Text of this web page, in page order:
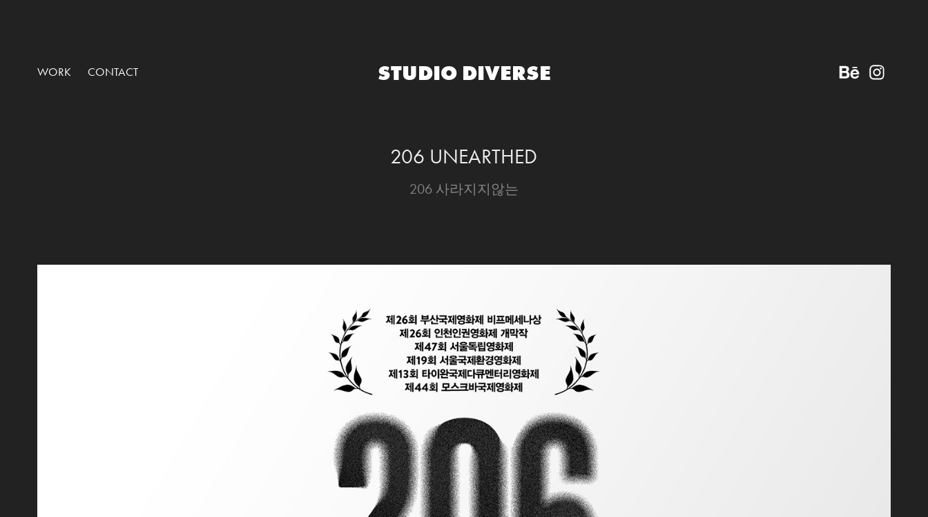
WORK CONTACT STUDIO DIVERSE
206 UNEARTHED
206 사라지지않는